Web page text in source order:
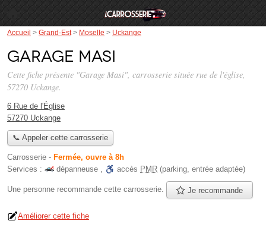
Accueil > Grand-Est> Moselle > Uckange
Garage Masi
Cette fiche présente "Garage Masi", carrosserie située rue de l'église,
57270 Uckange.
6 Rue de l'Église
57270 Uckange
📞 Appeler cette carrosserie
Carrosserie - Fermée, ouvre à 8h
Services :
dépanneuse , accès PMR (parking, entrée adaptée)
Une personne recommande cette carrosserie. Je recommande
Améliorer cette fiche